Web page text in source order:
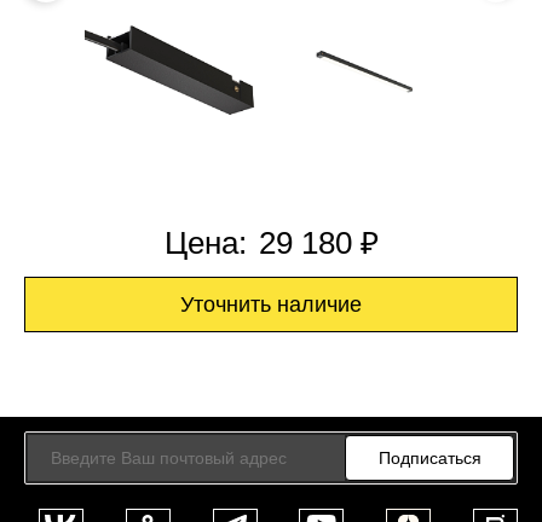
Цена: 29 180 ₽
Уточнить наличие
Подписаться